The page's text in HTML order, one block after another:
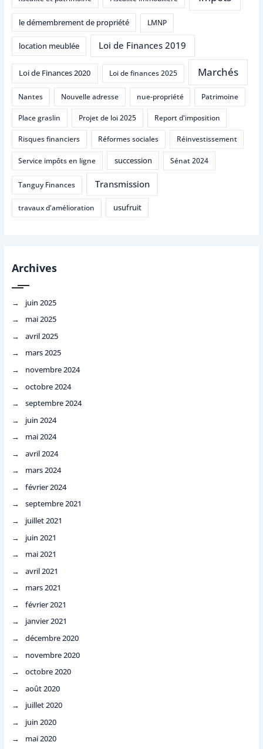
le démembrement de propriété LMNP
location meublée Loi de Finances 2019
Loi de Finances 2020 Loi de finances 2025 Marchés
Nantes Nouvelle adresse nue-propriété Patrimoine
Place graslin Projet de loi 2025 Report d'imposition
Risques financiers Réformes sociales Réinvestissement
Service impôts en ligne succession Sénat 2024
Tanguy Finances Transmission
travaux d'amélioration usufruit
Archives
juin 2025
mai 2025
avril 2025
mars 2025
novembre 2024
octobre 2024
septembre 2024
juin 2024
mai 2024
avril 2024
mars 2024
février 2024
septembre 2021
juillet 2021
juin 2021
mai 2021
avril 2021
mars 2021
février 2021
janvier 2021
décembre 2020
novembre 2020
octobre 2020
août 2020
juillet 2020
juin 2020
mai 2020